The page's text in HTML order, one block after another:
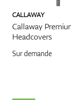
CALLAWAY
Callaway
Headcovers
Sur demande